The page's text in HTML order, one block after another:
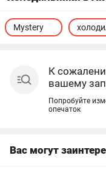
Mystery
К
вашему
Попробуйте
опечаток
Вас могут